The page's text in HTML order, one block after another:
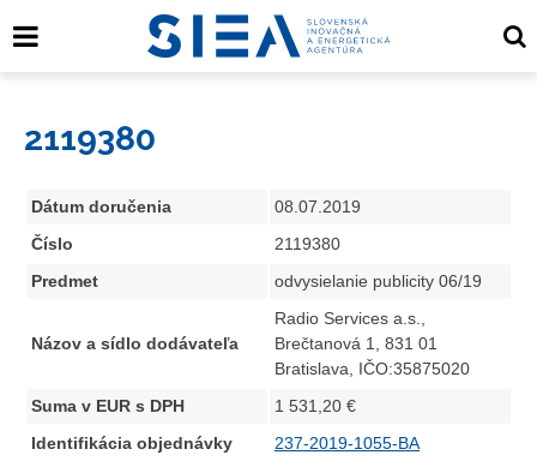
2119380
Dátum doručenia
08.07.2019
Číslo
2119380
Predmet
odvysielanie publicity 06/19
Názov a sídlo dodávateľa
Radio Services a.s.,
Brečtanová 1, 831 01
Bratislava, IČO:35875020
Suma v EUR s DPH
1 531,20 €
Identifikácia objednávky
237-2019-1055-BA